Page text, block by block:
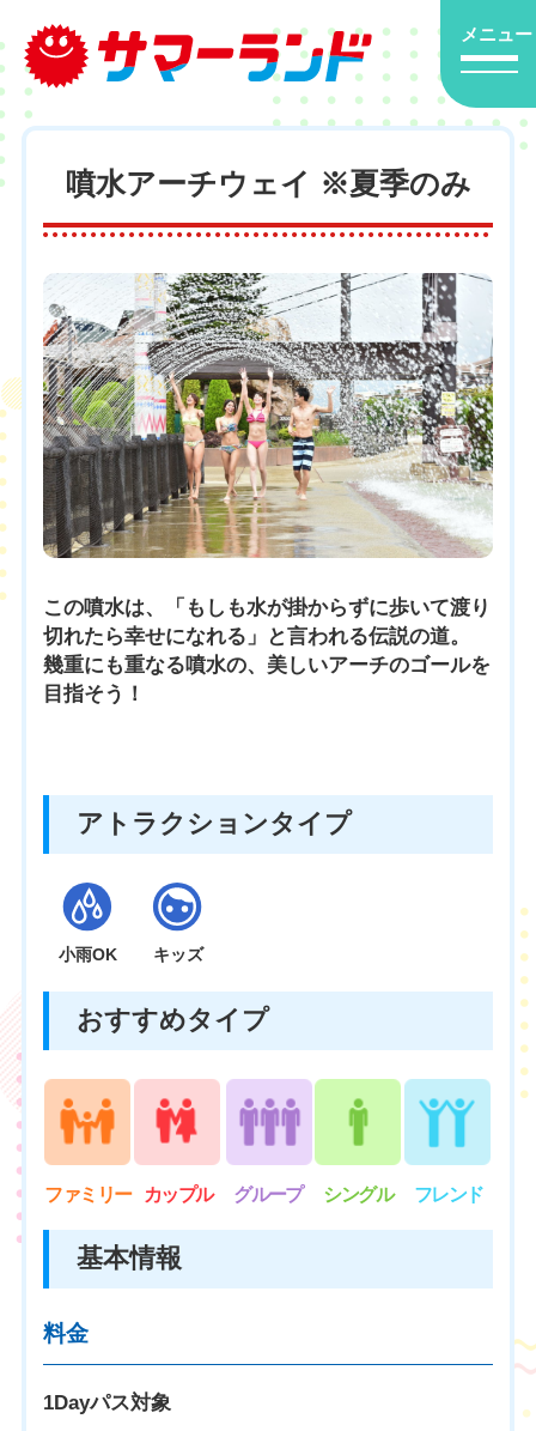
メニュー
噴水アーチウェイ ※夏季のみ
この噴水は、「もしも水が掛からずに歩いて渡り
切れたら幸せになれる」と言われる伝説の道。
幾重にも重なる噴水の、美しいアーチのゴールを
目指そう！
アトラクションタイプ
小雨OK キッズ
おすすめタイプ
ファミリー カップル グループ シングル フレンド
基本情報
料金
1Dayパス対象